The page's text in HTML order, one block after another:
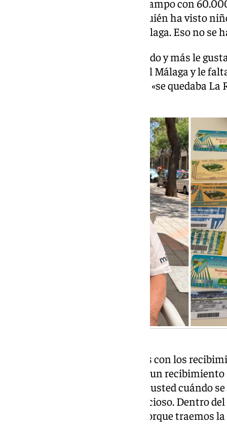
el Almería) hubiese habido un campo con
muchas criaturas, miles. Hoy quién ha visto
vestidos con la camiseta del Málaga. Eso no se
Una de los cambios que ha habido y más le
el Madrid iba a jugar después del Málaga y le
empezase el partido del Madrid, «se quedaba
Con lo que no está de acuerdo es con los
ruina»: «Cada vez que se le hace un
perdemos empatamos. Dígame usted cuándo
se ha ganado. Soy muy supersticioso. Dentro
no hacerle más recibimiento. Porque traemos